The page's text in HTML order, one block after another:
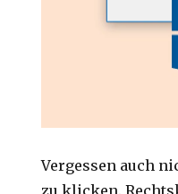
Vergessen auch
zu klicken.